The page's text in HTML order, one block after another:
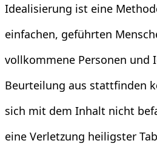
Idealisierung ist eine
einfachen, geführten
vollkommene Personen und
Beurteilung aus stattfinden
sich mit dem Inhalt nicht
eine Verletzung heiligster